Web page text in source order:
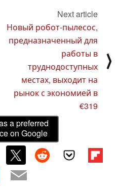
Next article
Новый робот-пылесос,
предназначенный для
работы в
труднодоступных
местах, выходит на
рынок с экономией в
€319
⟩
a preferred
on Google